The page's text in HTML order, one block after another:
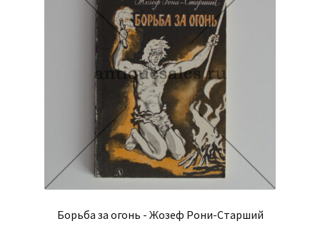
Борьба за огонь - Жозеф Рони-Старший